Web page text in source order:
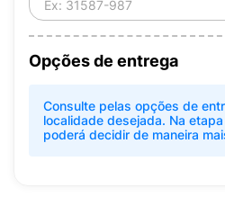
Opções de entrega
Consulte pelas opções de
localidade desejada. Na
poderá decidir de maneira